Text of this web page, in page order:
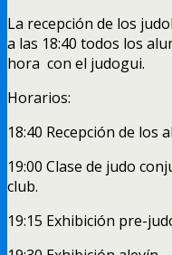
La recepción de los
a las 18:40 todos los
hora con el judogui.
Horarios:
18:40 Recepción de los
19:00 Clase de judo
club.
19:15 Exhibición pre-